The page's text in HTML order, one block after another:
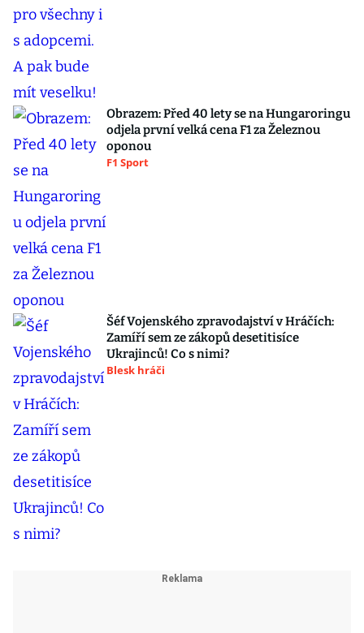
Obrazem: Před 40 lety se na Hungaroringu
odjela první velká cena F1 za Železnou
oponou
F1 Sport
Šéf Vojenského zpravodajství v Hráčích:
Zamíří sem ze zákopů desetitisíce
Ukrajinců! Co s nimi?
Blesk hráči